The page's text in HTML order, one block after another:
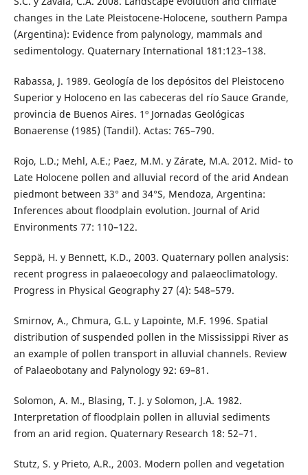
changes in the Late Pleistocene-Holocene, southern Pampa
(Argentina): Evidence from palynology, mammals and
sedimentology. Quaternary International 181:123–138.
Rabassa, J. 1989. Geología de los depósitos del Pleistoceno
Superior y Holoceno en las cabeceras del río Sauce Grande,
provincia de Buenos Aires. 1º Jornadas Geológicas
Bonaerense (1985) (Tandil). Actas: 765–790.
Rojo, L.D.; Mehl, A.E.; Paez, M.M. y Zárate, M.A. 2012. Mid- to
Late Holocene pollen and alluvial record of the arid Andean
piedmont between 33° and 34°S, Mendoza, Argentina:
Inferences about floodplain evolution. Journal of Arid
Environments 77: 110–122.
Seppä, H. y Bennett, K.D., 2003. Quaternary pollen analysis:
recent progress in palaeoecology and palaeoclimatology.
Progress in Physical Geography 27 (4): 548–579.
Smirnov, A., Chmura, G.L. y Lapointe, M.F. 1996. Spatial
distribution of suspended pollen in the Mississippi River as
an example of pollen transport in alluvial channels. Review
of Palaeobotany and Palynology 92: 69–81.
Solomon, A. M., Blasing, T. J. y Solomon, J.A. 1982.
Interpretation of floodplain pollen in alluvial sediments
from an arid region. Quaternary Research 18: 52–71.
Stutz, S. y Prieto, A.R., 2003. Modern pollen and vegetation